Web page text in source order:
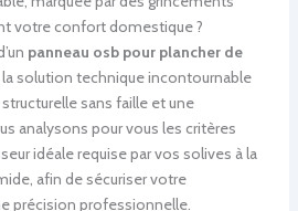
votre confort domestique ?
panneau osb pour plancher de
solution technique incontournable
sans faille et une
analysons pour vous les critères
idéale requise par vos solives à la
afin de sécuriser votre
précision professionnelle.